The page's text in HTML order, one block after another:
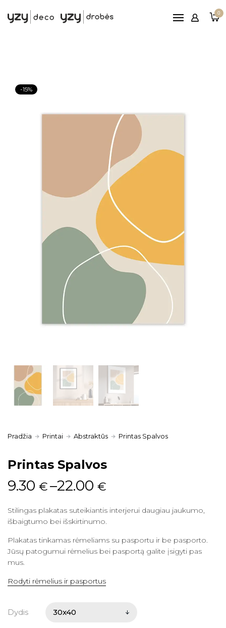
0
Printai
Patarimai
Nemokamaspristatymas nuo 100€
-15%
Pradžia Printai Abstraktūs Printas Spalvos
Printas Spalvos
9.30 €–22.00€
Stilingas plakatas suteikiantis interjerui daugiau jaukumo,
išbaigtumo bei išskirtinumo.
Plakatas tinkamas rėmeliams su pasportu ir be pasporto.
Jūsų patogumui rėmelius bei pasportą galite įsigyti pas
mus.
Rodyti rėmelius ir pasportus
Dydis